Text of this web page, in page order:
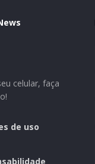
celular, faça
de uso